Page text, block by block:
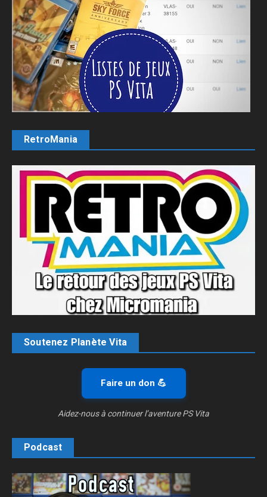
RetroMania
Soutenez Planète Vita
Faire un don 💪
Aidez-nous à continuer l’aventure PS Vita
Podcast